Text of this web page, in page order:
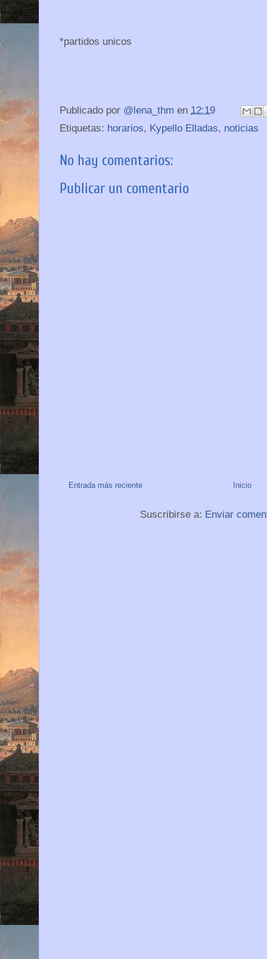
*partidos unicos
Publicado por @lena_thm en 12:19
Etiquetas: horarios, Kypello Elladas, noticias
No hay comentarios:
Publicar un comentario
Entrada más reciente Inicio
Suscribirse a: Enviar